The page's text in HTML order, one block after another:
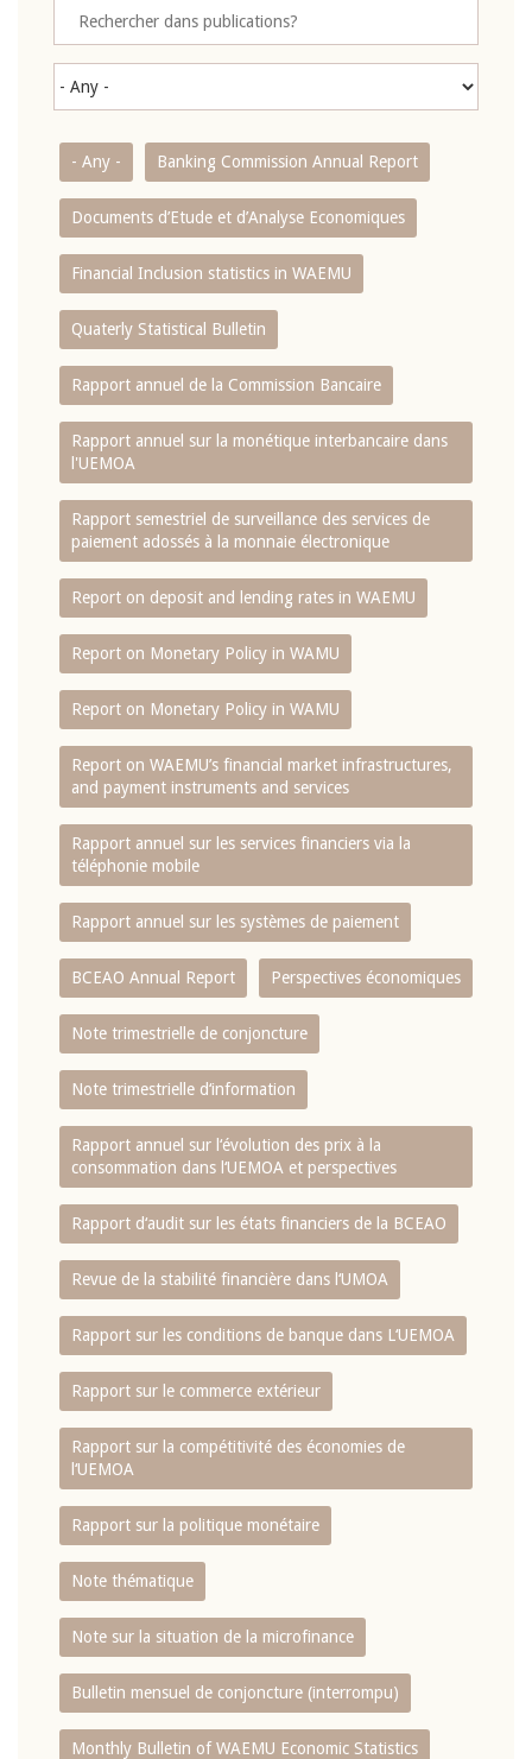
- Any - Banking Commission Annual Report
Documents d’Etude et d’Analyse Economiques
Financial Inclusion statistics in WAEMU
Quaterly Statistical Bulletin
Rapport annuel de la Commission Bancaire
Rapport annuel sur la monétique interbancaire dans
l'UEMOA
Rapport semestriel de surveillance des services de
paiement adossés à la monnaie électronique
Report on deposit and lending rates in WAEMU
Report on Monetary Policy in WAMU
Report on Monetary Policy in WAMU
Report on WAEMU’s financial market infrastructures,
and payment instruments and services
Rapport annuel sur les services financiers via la
téléphonie mobile
Rapport annuel sur les systèmes de paiement
BCEAO Annual Report Perspectives économiques
Note trimestrielle de conjoncture
Note trimestrielle d‘information
Rapport annuel sur l‘évolution des prix à la
consommation dans l‘UEMOA et perspectives
Rapport d‘audit sur les états financiers de la BCEAO
Revue de la stabilité financière dans l‘UMOA
Rapport sur les conditions de banque dans L‘UEMOA
Rapport sur le commerce extérieur
Rapport sur la compétitivité des économies de
l‘UEMOA
Rapport sur la politique monétaire
Note thématique
Note sur la situation de la microfinance
Bulletin mensuel de conjoncture (interrompu)
Monthly Bulletin of WAEMU Economic Statistics